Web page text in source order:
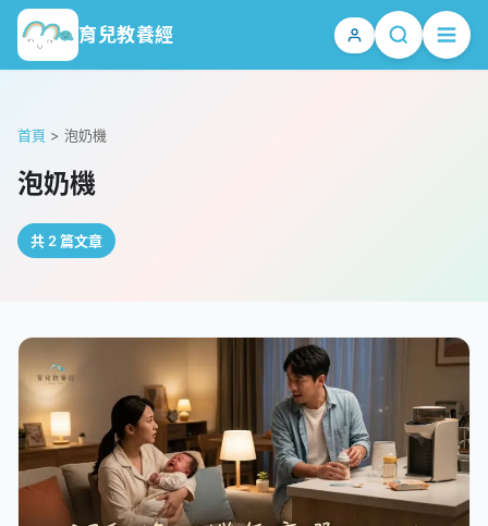
育兒教養經
首頁 > 泡奶機
泡奶機
共 2 篇文章